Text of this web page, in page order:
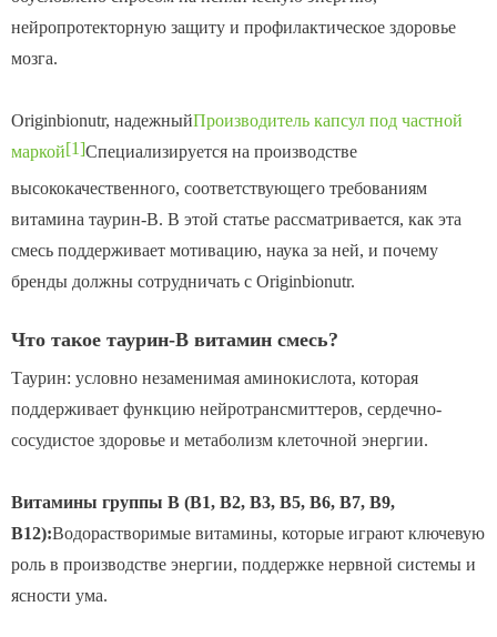
нейропротекторную защиту и профилактическое здоровье
мозга.
Originbionutr, надежныйПроизводитель капсул под частной
маркой[1]Специализируется на производстве
высококачественного, соответствующего требованиям
витамина таурин-В. В этой статье рассматривается, как эта
смесь поддерживает мотивацию, наука за ней, и почему
бренды должны сотрудничать с Originbionutr.
Что такое таурин-B витамин смесь?
Таурин: условно незаменимая аминокислота, которая
поддерживает функцию нейротрансмиттеров, сердечно-
сосудистое здоровье и метаболизм клеточной энергии.
Витамины группы B (B1, B2, B3, B5, B6, B7, B9,
B12):Водорастворимые витамины, которые играют ключевую
роль в производстве энергии, поддержке нервной системы и
ясности ума.